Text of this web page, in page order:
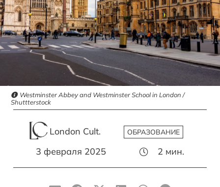
Westminster Abbey and Westminster School in London /
Shuttterstock
London Cult. ОБРАЗОВАНИЕ
3 февраля 2025 2 мин.